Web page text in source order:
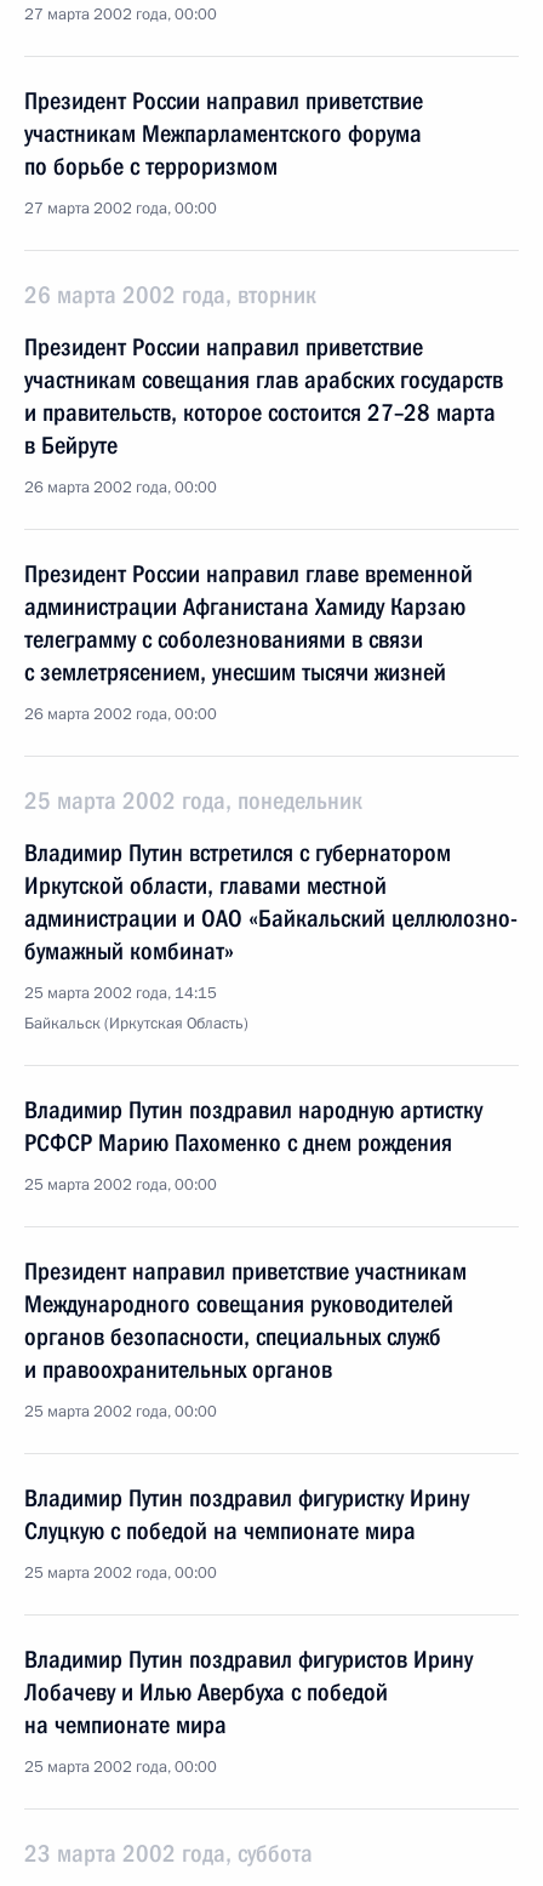
27 марта 2002 года, 00:00
Президент России направил приветствие
участникам Межпарламентского форума
по борьбе с терроризмом
27 марта 2002 года, 00:00
26 марта 2002 года, вторник
Президент России направил приветствие
участникам совещания глав арабских государств
и правительств, которое состоится 27–28 марта
в Бейруте
26 марта 2002 года, 00:00
Президент России направил главе временной
администрации Афганистана Хамиду Карзаю
телеграмму с соболезнованиями в связи
с землетрясением, унесшим тысячи жизней
26 марта 2002 года, 00:00
25 марта 2002 года, понедельник
Владимир Путин встретился с губернатором
Иркутской области, главами местной
администрации и ОАО «Байкальский целлюлозно-
бумажный комбинат»
25 марта 2002 года, 14:15
Байкальск (Иркутская Область)
Владимир Путин поздравил народную артистку
РСФСР Марию Пахоменко с днем рождения
25 марта 2002 года, 00:00
Президент направил приветствие участникам
Международного совещания руководителей
органов безопасности, специальных служб
и правоохранительных органов
25 марта 2002 года, 00:00
Владимир Путин поздравил фигуристку Ирину
Слуцкую с победой на чемпионате мира
25 марта 2002 года, 00:00
Владимир Путин поздравил фигуристов Ирину
Лобачеву и Илью Авербуха с победой
на чемпионате мира
25 марта 2002 года, 00:00
23 марта 2002 года, суббота